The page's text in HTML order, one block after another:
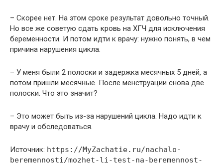
– Скорее нет. На этом сроке результат довольно точный.
Но все же советую сдать кровь на ХГЧ для исключения
беременности. И потом идти к врачу: нужно понять, в чем
причина нарушения цикла.
– У меня были 2 полоски и задержка месячных 5 дней, а
потом пришли месячные. После менструации снова две
полоски. Что это значит?
– Это может быть из-за нарушений цикла. Надо идти к
врачу и обследоваться.
Источник: https://MyZachatie.ru/nachalo-
beremennosti/mozhet-li-test-na-beremennost-